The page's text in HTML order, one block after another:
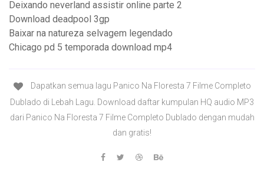
Deixando neverland assistir online parte 2
Download deadpool 3gp
Baixar na natureza selvagem legendado
Chicago pd 5 temporada download mp4
Dapatkan semua lagu Panico Na Floresta 7 Filme Completo
Dublado di Lebah Lagu. Download daftar kumpulan HQ audio MP3
dari Panico Na Floresta 7 Filme Completo Dublado dengan mudah
dan gratis!